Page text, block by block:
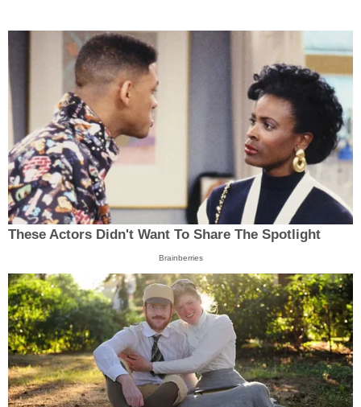
These Actors Didn't Want To Share The Spotlight
Brainberries